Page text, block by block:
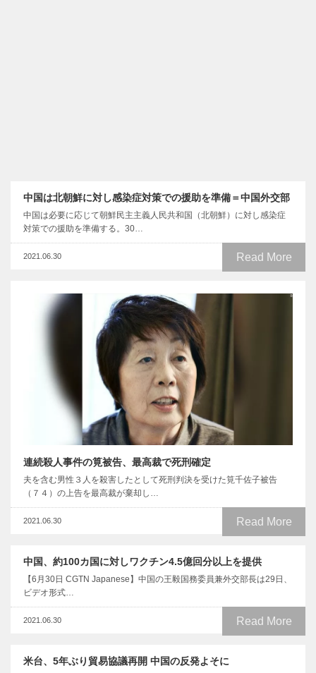
中国は北朝鮮に対し感染症対策での援助を準備＝中国外交部
中国は必要に応じて朝鮮民主主義人民共和国（北朝鮮）に対し感染症
対策での援助を準備する。30…
Read More
2021.06.30
連続殺人事件の筧被告、最高裁で死刑確定
夫を含む男性３人を殺害したとして死刑判決を受けた筧千佐子被告
（７４）の上告を最高裁が棄却し…
Read More
2021.06.30
中国、約100カ国に対しワクチン4.5億回分以上を提供
【6月30日 CGTN Japanese】中国の王毅国務委員兼外交部長は29日、
ビデオ形式…
Read More
2021.06.30
米台、5年ぶり貿易協議再開 中国の反発よそに